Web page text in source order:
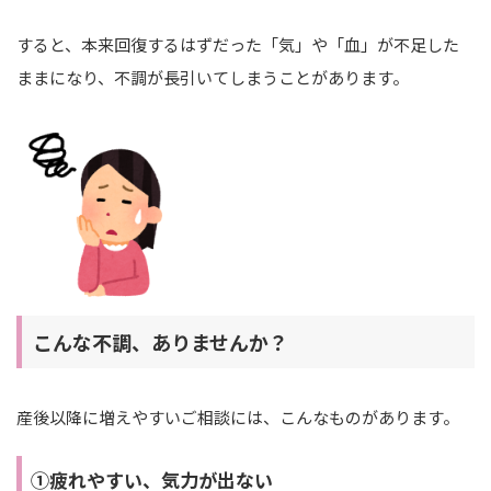
すると、本来回復するはずだった「気」や「血」が不足した
ままになり、不調が長引いてしまうことがあります。
こんな不調、ありませんか？
産後以降に増えやすいご相談には、こんなものがあります。
①疲れやすい、気力が出ない